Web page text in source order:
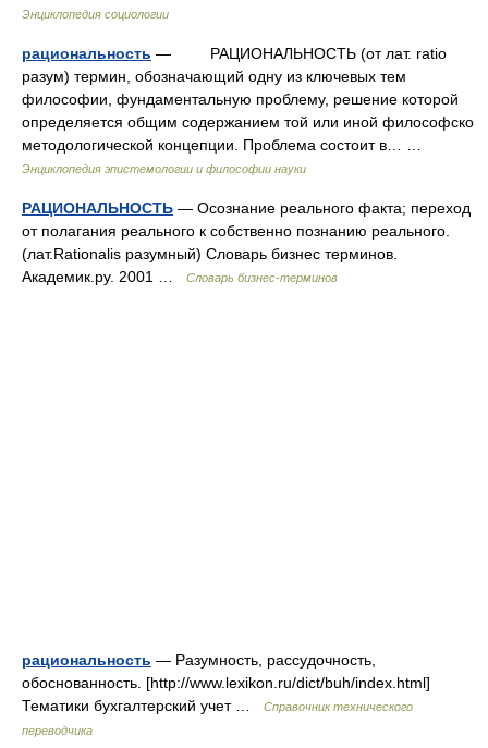
Энциклопедия социологии
рациональность — РАЦИОНАЛЬНОСТЬ (от лат. ratio
разум) термин, обозначающий одну из ключевых тем
философии, фундаментальную проблему, решение которой
определяется общим содержанием той или иной философско
методологической концепции. Проблема состоит в… …
Энциклопедия эпистемологии и философии науки
РАЦИОНАЛЬНОСТЬ — Осознание реального факта; переход
от полагания реального к собственно познанию реального.
(лат.Rationalis разумный) Словарь бизнес терминов.
Академик.ру. 2001 …
Словарь бизнес-терминов
рациональность — Разумность, рассудочность,
обоснованность. [http://www.lexikon.ru/dict/buh/index.html]
Тематики бухгалтерский учет …
Справочник технического
переводчика